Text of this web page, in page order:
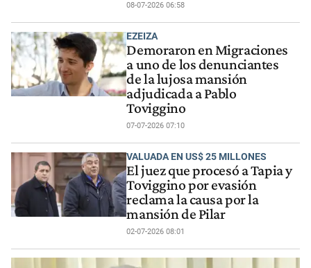
08-07-2026 06:58
EZEIZA
Demoraron en Migraciones
a uno de los denunciantes
de la lujosa mansión
adjudicada a Pablo
Toviggino
07-07-2026 07:10
VALUADA EN US$ 25 MILLONES
El juez que procesó a Tapia y
Toviggino por evasión
reclama la causa por la
mansión de Pilar
02-07-2026 08:01